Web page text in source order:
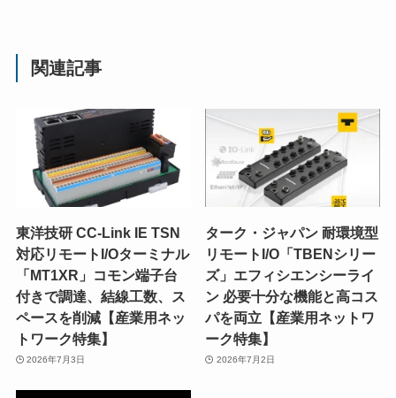
関連記事
東洋技研 CC-Link IE TSN
対応リモートI/Oターミナル
「MT1XR」コモン端子台
付きで調達、結線工数、ス
ペースを削減【産業用ネッ
トワーク特集】
2026年7月3日
ターク・ジャパン 耐環境型
リモートI/O「TBENシリー
ズ」エフィシエンシーライ
ン 必要十分な機能と高コス
パを両立【産業用ネットワ
ーク特集】
2026年7月2日